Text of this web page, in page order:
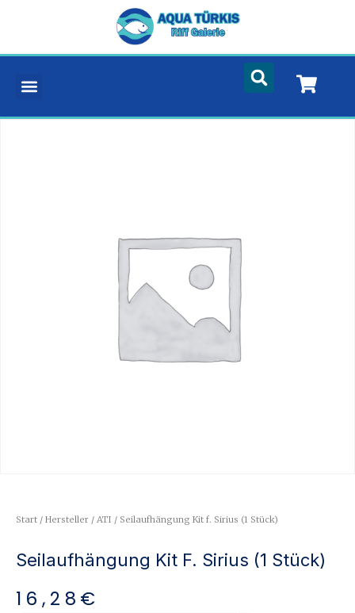
Start / Hersteller / ATI / Seilaufhängung Kit f. Sirius (1 Stück)
Seilaufhängung Kit F. Sirius (1 Stück)
16,28 €